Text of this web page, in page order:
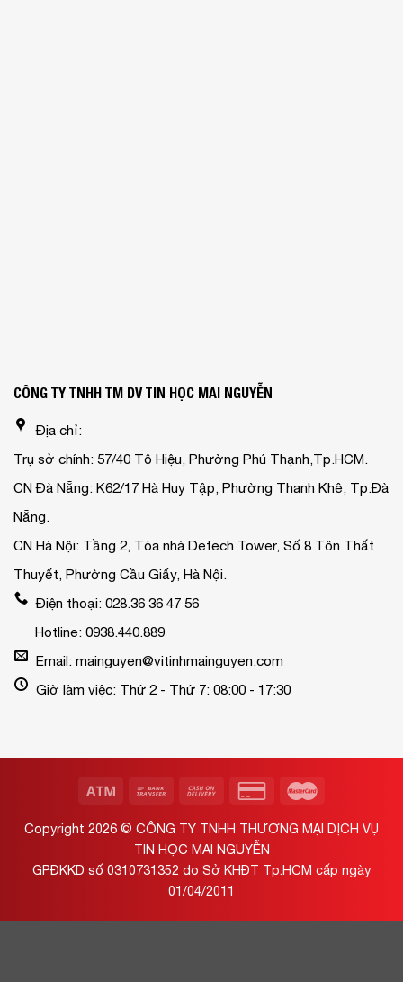
CÔNG TY TNHH TM DV TIN HỌC MAI NGUYỄN
Địa chỉ:
Trụ sở chính: 57/40 Tô Hiệu, Phường Phú Thạnh,Tp.HCM.
CN Đà Nẵng: K62/17 Hà Huy Tập, Phường Thanh Khê, Tp.Đà
Nẵng.
CN Hà Nội: Tầng 2, Tòa nhà Detech Tower, Số 8 Tôn Thất
Thuyết, Phường Cầu Giấy, Hà Nội.
Điện thoại: 028.36 36 47 56
Hotline: 0938.440.889
Email: mainguyen@vitinhmainguyen.com
Giờ làm việc: Thứ 2 - Thứ 7: 08:00 - 17:30
Copyright 2026 © CÔNG TY TNHH THƯƠNG MẠI DỊCH VỤ
TIN HỌC MAI NGUYỄN
GPĐKKD số 0310731352 do Sở KHĐT Tp.HCM cấp ngày
01/04/2011